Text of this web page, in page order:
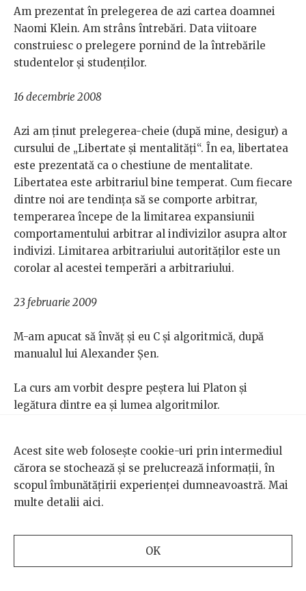
Am prezentat în prelegerea de azi cartea doamnei
Naomi Klein. Am strâns întrebări. Data viitoare
construiesc o prelegere pornind de la întrebările
studentelor și studenților.
16 decembrie 2008
Azi am ținut prelegerea-cheie (după mine, desigur) a
cursului de „Libertate și mentalități“. În ea, libertatea
este prezentată ca o chestiune de mentalitate.
Libertatea este arbitrariul bine temperat. Cum fiecare
dintre noi are tendința să se comporte arbitrar,
temperarea începe de la limitarea expansiunii
comportamentului arbitrar al indivizilor asupra altor
indivizi. Limitarea arbitrariului autorităților este un
corolar al acestei temperări a arbitrariului.
23 februarie 2009
M-am apucat să învăț și eu C și algoritmică, după
manualul lui Alexander Șen.
La curs am vorbit despre peștera lui Platon și
legătura dintre ea și lumea algoritmilor.
Altă problemă este ceea ce eu aș numi vorbăria (ca să
nu folosesc un termen mai dur) despre universitatea
antreprenorială, despre o universitate condusă de
Acest site web folosește cookie-uri prin intermediul
cărora se stochează și se prelucrează informații, în
scopul îmbunătățirii experienței dumneavoastră. Mai
multe detalii aici.
OK